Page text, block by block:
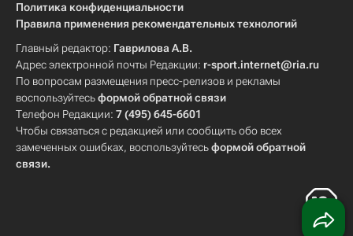
Политика конфиденциальности
Правила применения рекомендательных технологий
Главный редактор: Гаврилова А.В.
Адрес электронной почты Редакции: r-sport.internet@ria.ru
По вопросам размещения пресс-релизов и рекламы
воспользуйтесьформой обратной связи
Телефон Редакции: 7 (495) 645-6601
Чтобы связаться с редакцией или сообщить обо всех
замеченных ошибках, воспользуйтесьформой обратной
связи.